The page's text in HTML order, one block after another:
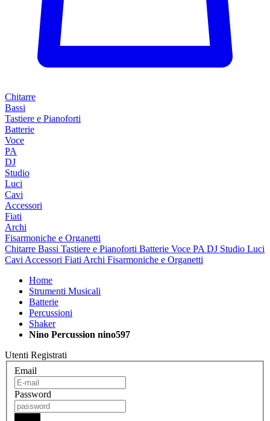
Chitarre
Bassi
Tastiere e Pianoforti
Batterie
Voce
PA
DJ
Studio
Luci
Cavi
Accessori
Fiati
Archi
Fisarmoniche e Organetti
Chitarre Bassi Tastiere e Pianoforti Batterie Voce PA DJ Studio Luci
Cavi Accessori Fiati Archi Fisarmoniche e Organetti
Home
Strumenti Musicali
Batterie
Percussioni
Shaker
Nino Percussion nino597
Utenti Registrati
Email
Password